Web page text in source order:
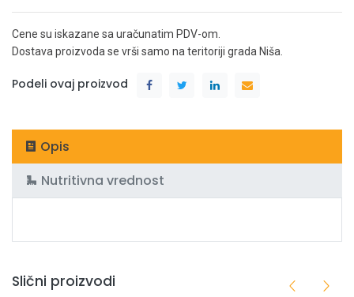
Cene su iskazane sa uračunatim PDV-om.
Dostava proizvoda se vrši samo na teritoriji grada Niša.
Podeli ovaj proizvod
Opis
Nutritivna vrednost
Slični proizvodi